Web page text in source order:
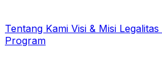
Tentang Kami Visi & Misi Legalitas
Program